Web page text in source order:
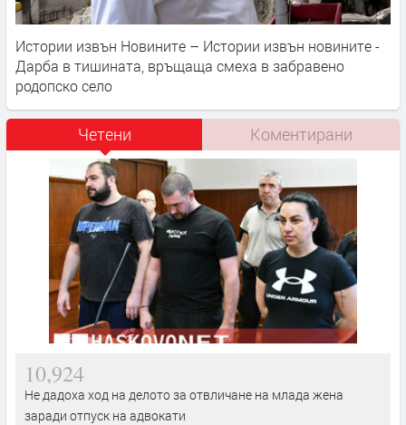
Истории извън Новините – Истории извън новините -
Дарба в тишината, връщаща смеха в забравено
родопско село
Четени Коментирани
10,924
Не дадоха ход на делото за отвличане на млада жена
заради отпуск на адвокати